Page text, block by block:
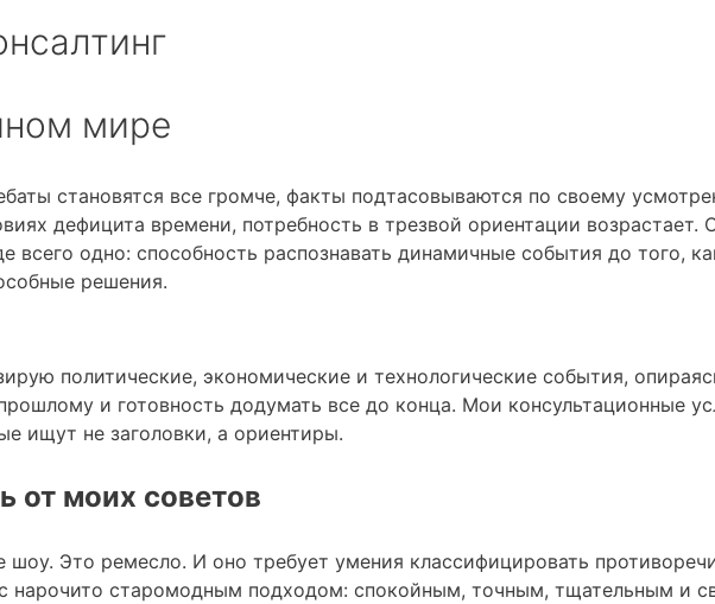
мире
становятся все громче, факты подтасовываются по своему
дефицита времени, потребность в трезвой ориентации возрастает.
всего одно: способность распознавать динамичные события до того,
решения.
политические, экономические и технологические события,
и готовность додумать все до конца. Мои консультационные
ищут не заголовки, а ориентиры.
от моих советов
шоу. Это ремесло. И оно требует умения классифицировать
нарочито старомодным подходом: спокойным, точным, тщательным и